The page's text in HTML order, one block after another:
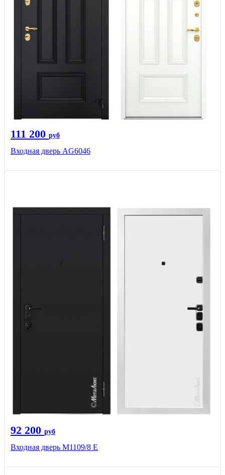
111 200 руб
Входная дверь AG6046
92 200 руб
Входная дверь М1109/8 E